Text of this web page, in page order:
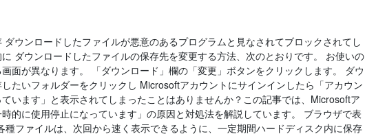
ウンロードしたファイルが悪意のあるプログラムと見なされてブロックされてし
ダウンロードしたファイルの保存先を変更する方法、次のとおりです。 お使いの
面が異なります。 「ダウンロード」欄の「変更」ボタンをクリックします。 ダウ
たいフォルダーをクリックし Microsoftアカウントにサインインしたら「アカウン
います」と表示されてしまったことはありませんか？この記事では、Microsoftア
的に使用停止になっています」の原因と対処法を解説しています。 ブラウザで表
ファイルは、次回から速く表示できるように、一定期間ハードディスク内に保存